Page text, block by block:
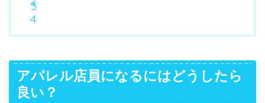
アパレル店員になるにはどうしたら
良い？